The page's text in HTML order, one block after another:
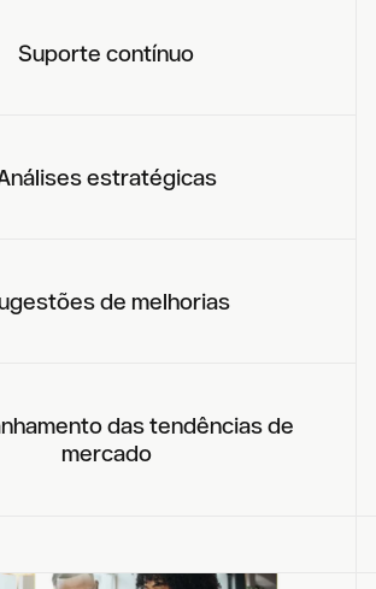
Suporte contínuo
estratégicas
de melhorias
das tendências de
mercado